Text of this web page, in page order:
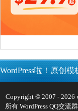
WordPress啦！原创模
Copyright © 2007 - 2026
所有 WordPress QQ交流